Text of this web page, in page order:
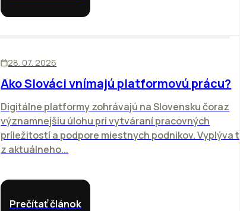
28. 07. 2026
Ako Slováci vnímajú platformovú prácu?
Digitálne platformy zohrávajú na Slovensku čoraz
významnejšiu úlohu pri vytváraní pracovných
príležitostí a podpore miestnych podnikov. Vyplýva to
z aktuálneho...
Prečítať článok